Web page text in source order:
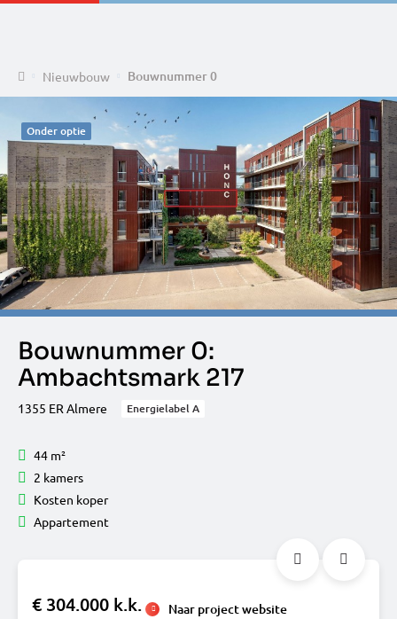
HomeNieuwbouw Bouwnummer 0
Onder optie
Bouwnummer 0:
Ambachtsmark 217
1355 ER Almere Energielabel A
44 m²
2 kamers
Kosten koper
Appartement
€ 304.000 k.k. Naar project website